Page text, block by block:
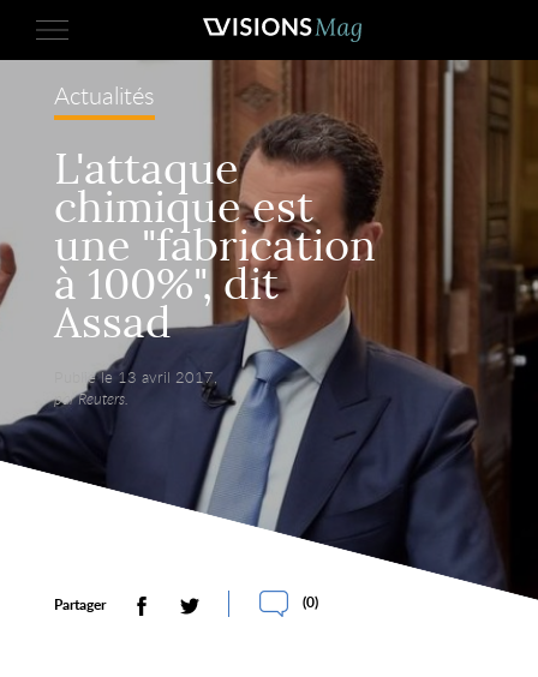
Actualités
L'attaque
chimique est
une "fabrication
à 100%", dit
Assad
Publié le 13 avril 2017,
par Reuters.
Partager (0)